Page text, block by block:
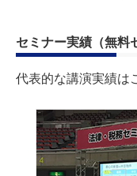
セミナー実績（無料
代表的な講演実績は